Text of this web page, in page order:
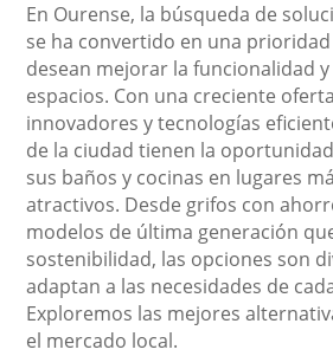
En Ourense, la búsqueda de
se ha convertido en una
desean mejorar la funcionalidad
espacios. Con una creciente
innovadores y tecnologías
de la ciudad tienen la
sus baños y cocinas en lugares
atractivos. Desde grifos con
modelos de última generación
sostenibilidad, las opciones son
adaptan a las necesidades de
Exploremos las mejores
el mercado local.